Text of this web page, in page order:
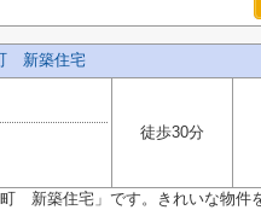
新築住宅
徒歩30分
新築住宅」です。きれいな物件